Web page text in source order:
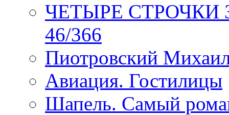
ЧЕТЫРЕ СТРОЧКИ
46/366
Пиотровский
Авиация. Гостилицы
Шапель. Самый